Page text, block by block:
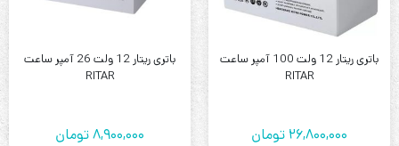
باتری ریتار 12 ولت 100 آمپر ساعت
RITAR
26,800,000 تومان
باتری ریتار 12 ولت 26 آمپر ساعت
RITAR
8,900,000تومان